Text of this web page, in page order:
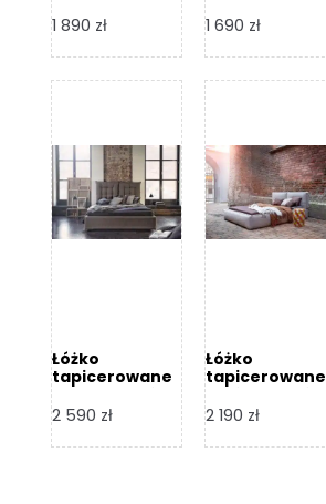
Design
1 890 zł
Design
1 690 zł
Łóżko
tapicerowane
Design
2 590 zł
Łóżko
tapicerowane
Design
2 190 zł